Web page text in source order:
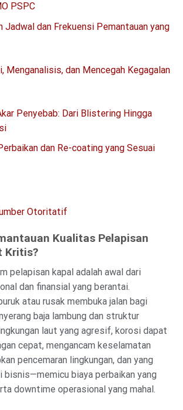
PSPC
Jadwal dan Frekuensi Pemantauan yang
Menganalisis, dan Mencegah Kegagalan
Penyebab: Dari Blistering Hingga
dan Re-coating yang Sesuai
Otoritatif
Kualitas Pelapisan
Kritis?
pelapisan kapal adalah awal dari
dan finansial yang berantai.
atau rusak membuka jalan bagi
baja lambung dan struktur
laut yang agresif, korosi dapat
cepat, mengancam keselamatan
pencemaran lingkungan, dan yang
bisnis—memicu biaya perbaikan yang
downtime operasional yang mahal.